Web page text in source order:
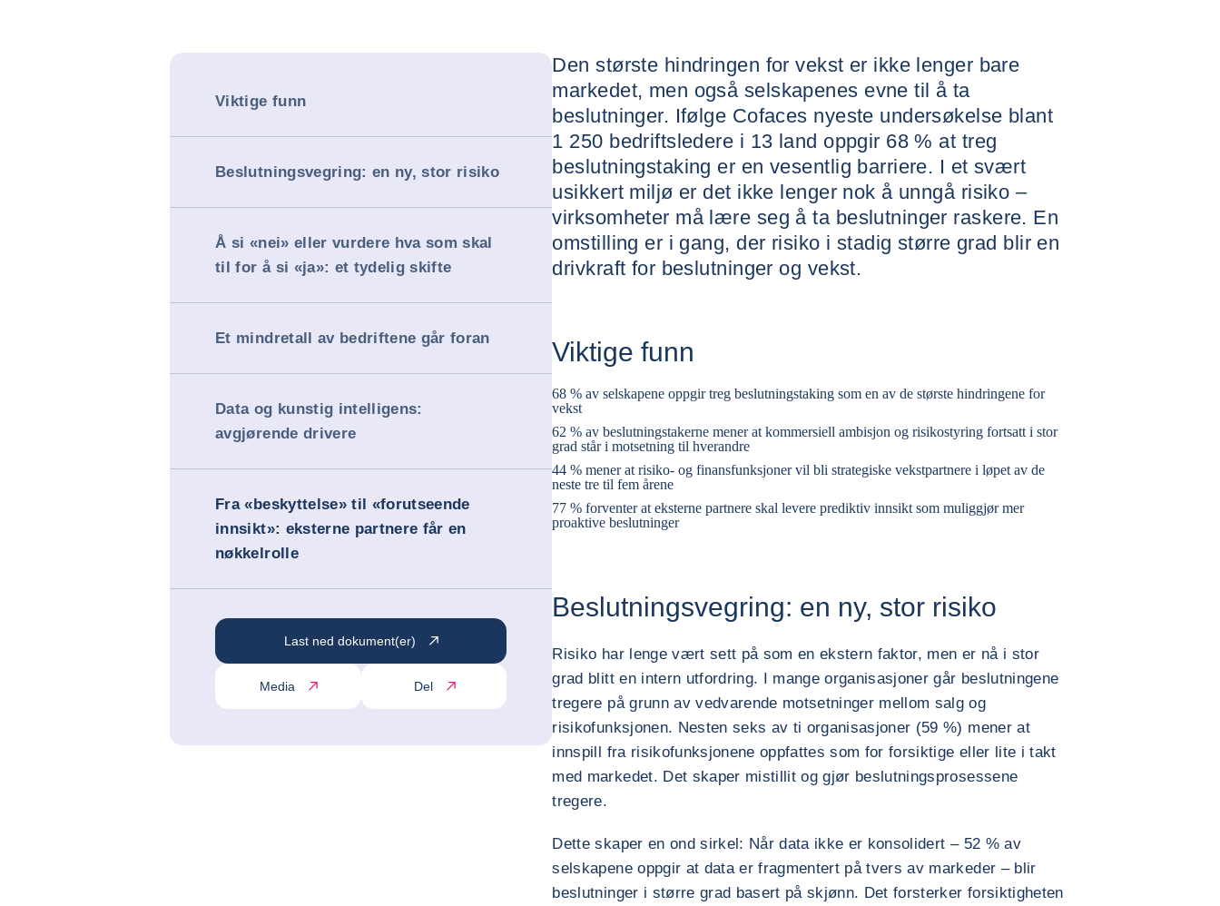
Viktige funn
Beslutningsvegring: en ny, stor risiko
Å si «nei» eller vurdere hva som skal
til for å si «ja»: et tydelig skifte
Et mindretall av bedriftene går foran
Data og kunstig intelligens:
avgjørende drivere
Fra «beskyttelse» til «forutseende
innsikt»: eksterne partnere får en
nøkkelrolle
Last ned dokument(er)
Media Del
Den største hindringen for vekst er ikke lenger bare
markedet, men også selskapenes evne til å ta
beslutninger. Ifølge Cofaces nyeste undersøkelse blant
1 250 bedriftsledere i 13 land oppgir 68 % at treg
beslutningstaking er en vesentlig barriere. I et svært
usikkert miljø er det ikke lenger nok å unngå risiko –
virksomheter må lære seg å ta beslutninger raskere. En
omstilling er i gang, der risiko i stadig større grad blir en
drivkraft for beslutninger og vekst.
Viktige funn
68 % av selskapene oppgir treg beslutningstaking som en av de største hindringene for
vekst
62 % av beslutningstakerne mener at kommersiell ambisjon og risikostyring fortsatt i stor
grad står i motsetning til hverandre
44 % mener at risiko- og finansfunksjoner vil bli strategiske vekstpartnere i løpet av de
neste tre til fem årene
77 % forventer at eksterne partnere skal levere prediktiv innsikt som muliggjør mer
proaktive beslutninger
Beslutningsvegring: en ny, stor risiko
Risiko har lenge vært sett på som en ekstern faktor, men er nå i stor
grad blitt en intern utfordring. I mange organisasjoner går beslutningene
tregere på grunn av vedvarende motsetninger mellom salg og
risikofunksjonen. Nesten seks av ti organisasjoner (59 %) mener at
innspill fra risikofunksjonene oppfattes som for forsiktige eller lite i takt
med markedet. Det skaper mistillit og gjør beslutningsprosessene
tregere.
Dette skaper en ond sirkel: Når data ikke er konsolidert – 52 % av
selskapene oppgir at data er fragmentert på tvers av markeder – blir
beslutninger i større grad basert på skjønn. Det forsterker forsiktigheten